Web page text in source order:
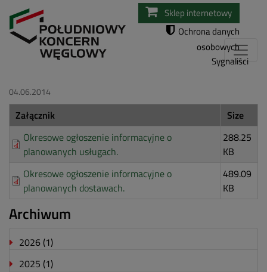
Przejdź
do
Sklep internetowy
Ochrona danych
osobowych
Sygnaliści
04.06.2014
Załącznik
Size
Okresowe ogłoszenie informacyjne o
planowanych usługach.
288.25
KB
Okresowe ogłoszenie informacyjne o
planowanych dostawach.
489.09
KB
Archiwum
2026 (1)
2025 (1)